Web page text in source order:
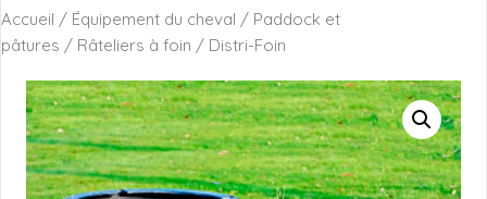
Accueil / Équipement du cheval / Paddock et
pâtures / Râteliers à foin / Distri-Foin